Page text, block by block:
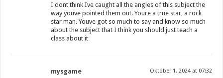
I dont think Ive caught all the angles of this subject the
way youve pointed them out. Youre a true star, a rock
star man. Youve got so much to say and know so much
about the subject that I think you should just teach a
class about it
mysgame Oktober 1, 2024 at 07:32